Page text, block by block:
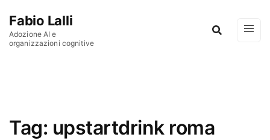
Fabio Lalli
Adozione AI e
organizzazioni cognitive
Tag: upstartdrink roma